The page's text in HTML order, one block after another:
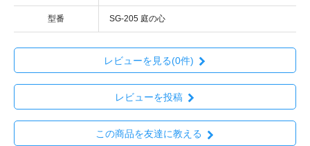
型番 SG-205 庭の心
レビューを見る(0件)
レビューを投稿
この商品を友達に教える